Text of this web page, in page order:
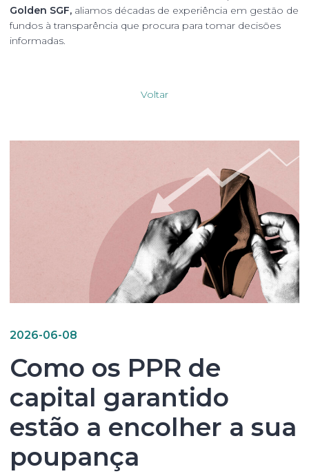
Golden SGF, aliamos décadas de experiência em gestão de
fundos à transparência que procura para tomar decisões
informadas.
Voltar
2026-06-08
Como os PPR de
capital garantido
estão a encolher a sua
poupança